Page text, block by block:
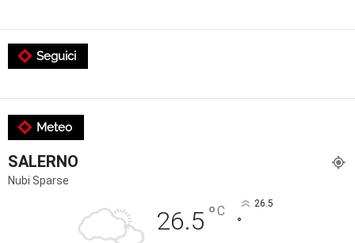
Seguici
Meteo
SALERNO
Nubi Sparse
26.5 °C 26.5
°